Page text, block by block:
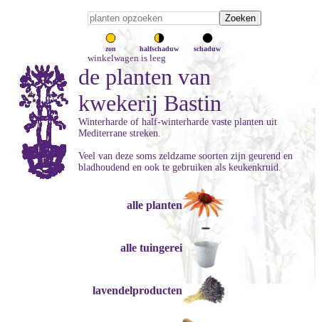
zon halfschaduw schaduw
winkelwagen is leeg
de planten van
kwekerij Bastin
Winterharde of half-winterharde vaste planten uit
Mediterrane streken.
Veel van deze soms zeldzame soorten zijn geurend en
bladhoudend en ook te gebruiken als keukenkruid.
alle planten
alle tuingerei
lavendelproducten